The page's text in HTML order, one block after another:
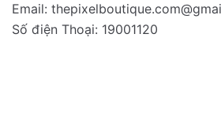
Email:
Số điện Thoại: 19001120